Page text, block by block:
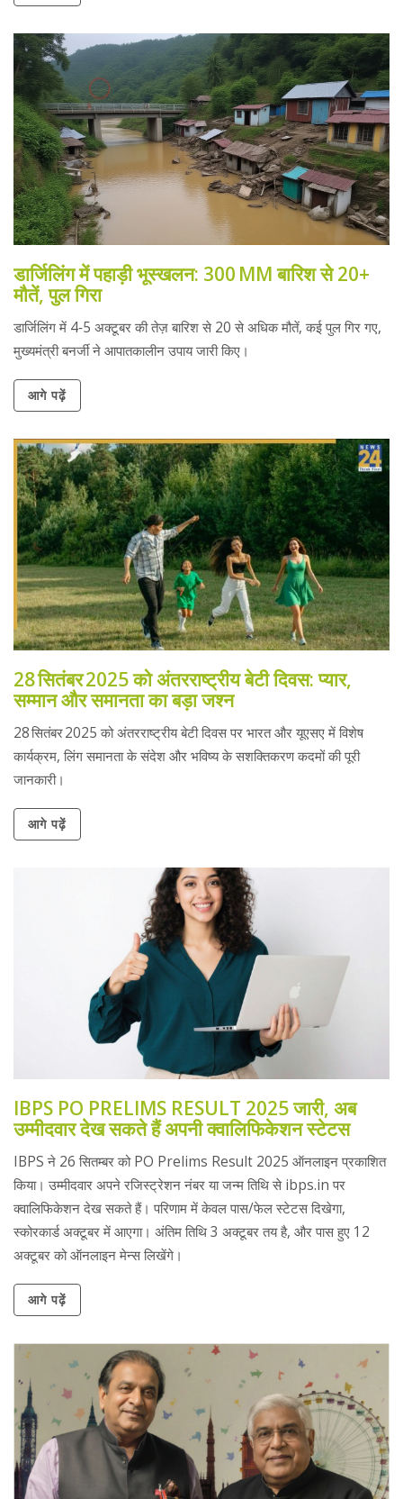
डार्जिलिंग में पहाड़ी भूस्खलन: 300 MM बारिश से 20+
मौतें, पुल गिरा
डार्जिलिंग में 4‑5 अक्टूबर की तेज़ बारिश से 20 से अधिक मौतें, कई पुल गिर गए,
मुख्यमंत्री बनर्जी ने आपातकालीन उपाय जारी किए।
आगे पढ़ें
28 सितंबर 2025 को अंतरराष्ट्रीय बेटी दिवस: प्यार,
सम्मान और समानता का बड़ा जश्न
28 सितंबर 2025 को अंतरराष्ट्रीय बेटी दिवस पर भारत और यूएसए में विशेष
कार्यक्रम, लिंग समानता के संदेश और भविष्य के सशक्तिकरण कदमों की पूरी
जानकारी।
आगे पढ़ें
IBPS PO PRELIMS RESULT 2025 जारी, अब
उम्मीदवार देख सकते हैं अपनी क्वालिफिकेशन स्टेटस
IBPS ने 26 सितम्बर को PO Prelims Result 2025 ऑनलाइन प्रकाशित
किया। उम्मीदवार अपने रजिस्ट्रेशन नंबर या जन्म तिथि से ibps.in पर
क्वालिफिकेशन देख सकते हैं। परिणाम में केवल पास/फेल स्टेटस दिखेगा,
स्कोरकार्ड अक्टूबर में आएगा। अंतिम तिथि 3 अक्टूबर तय है, और पास हुए 12
अक्टूबर को ऑनलाइन मेन्स लिखेंगे।
आगे पढ़ें